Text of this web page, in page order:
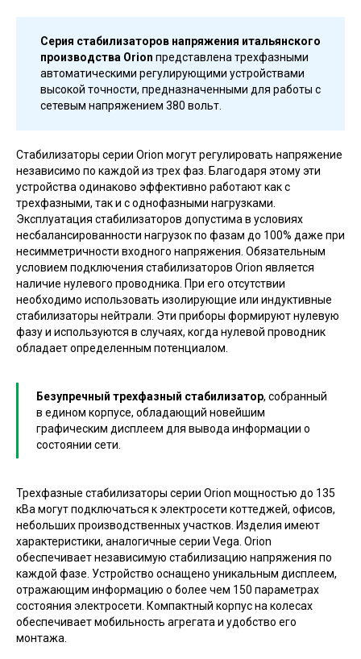
Серия стабилизаторов напряжения итальянского
производства Orion представлена трехфазными
автоматическими регулирующими устройствами
высокой точности, предназначенными для работы с
сетевым напряжением 380 вольт.
Стабилизаторы серии Orion могут регулировать напряжение
независимо по каждой из трех фаз. Благодаря этому эти
устройства одинаково эффективно работают как с
трехфазными, так и с однофазными нагрузками.
Эксплуатация стабилизаторов допустима в условиях
несбалансированности нагрузок по фазам до 100% даже при
несимметричности входного напряжения. Обязательным
условием подключения стабилизаторов Orion является
наличие нулевого проводника. При его отсутствии
необходимо использовать изолирующие или индуктивные
стабилизаторы нейтрали. Эти приборы формируют нулевую
фазу и используются в случаях, когда нулевой проводник
обладает определенным потенциалом.
Безупречный трехфазный стабилизатор, собранный
в едином корпусе, обладающий новейшим
графическим дисплеем для вывода информации о
состоянии сети.
Трехфазные стабилизаторы серии Orion мощностью до 135
кВа могут подключаться к электросети коттеджей, офисов,
небольших производственных участков. Изделия имеют
характеристики, аналогичные серии Vega. Orion
обеспечивает независимую стабилизацию напряжения по
каждой фазе. Устройство оснащено уникальным дисплеем,
отражающим информацию о более чем 150 параметрах
состояния электросети. Компактный корпус на колесах
обеспечивает мобильность агрегата и удобство его
монтажа.